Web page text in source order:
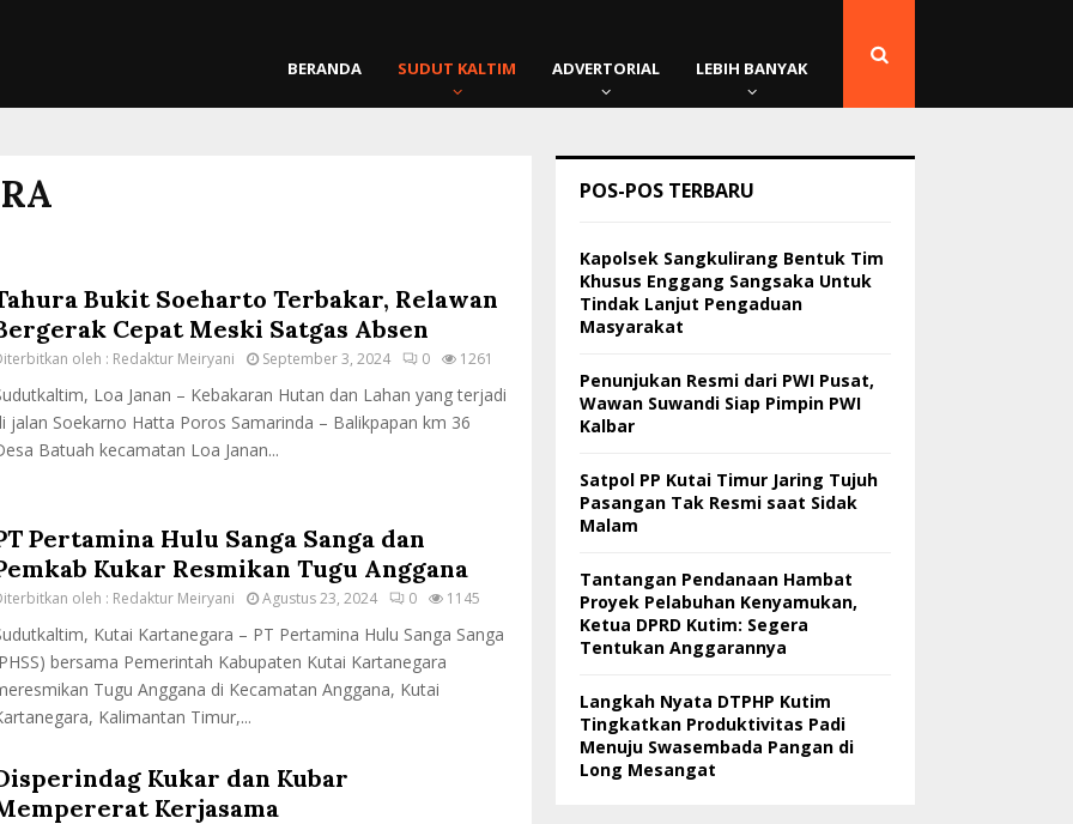
BERANDA SUDUT KALTIM ADVERTORIAL LEBIH BANYAK
Bukit Soeharto Terbakar, Relawan
Cepat Meski Satgas Absen
oleh : Redaktur Meiryani September 3, 2024 0 1261
Loa Janan – Kebakaran Hutan dan Lahan yang terjadi
jalan Soekarno Hatta Poros Samarinda – Balikpapan km 36
Batuah kecamatan Loa Janan...
Pertamina Hulu Sanga Sanga dan
Kukar Resmikan Tugu Anggana
oleh : Redaktur Meiryani Agustus 23, 2024 0 1145
Kutai Kartanegara – PT Pertamina Hulu Sanga Sanga
bersama Pemerintah Kabupaten Kutai Kartanegara
Tugu Anggana di Kecamatan Anggana, Kutai
Kalimantan Timur,...
Kukar dan Kubar
Kerjasama
POS-POS TERBARU
Kapolsek Sangkulirang Bentuk Tim
Khusus Enggang Sangsaka Untuk
Tindak Lanjut Pengaduan
Masyarakat
Penunjukan Resmi dari PWI Pusat,
Wawan Suwandi Siap Pimpin PWI
Kalbar
Satpol PP Kutai Timur Jaring Tujuh
Pasangan Tak Resmi saat Sidak
Malam
Tantangan Pendanaan Hambat
Proyek Pelabuhan Kenyamukan,
Ketua DPRD Kutim: Segera
Tentukan Anggarannya
Langkah Nyata DTPHP Kutim
Tingkatkan Produktivitas Padi
Menuju Swasembada Pangan di
Long Mesangat